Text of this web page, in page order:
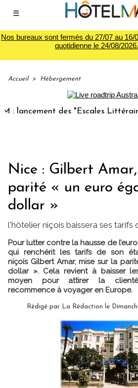
☰
Nos bureaux sont fermés du 27/07 au 16/
quotidienne le 24/08/
Accueil > Hébergement
lancement des "Escales
Nice : Gilbert
parité « un euro
dollar »
l'hôtelier niçois baissera ses tarifs
Pour lutter contre la hausse de
qui renchérit les tarifs de son
niçois Gilbert Amar, mise sur la
dollar ». Cela revient à baisser
moyen pour attirer la
recommence à voyager en Europe.
Rédigé par La Rédaction le